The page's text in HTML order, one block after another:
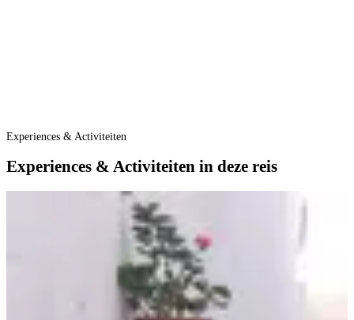
Experiences & Activiteiten
Experiences & Activiteiten in deze reis